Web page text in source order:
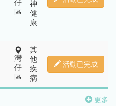
仔
區
神
健
康
灣
仔
區
其
他
疾
病
活動已完成
更多